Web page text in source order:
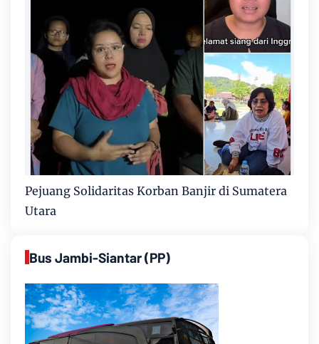
Pejuang Solidaritas Korban Banjir di Sumatera
Utara
Bus Jambi-Siantar (PP)